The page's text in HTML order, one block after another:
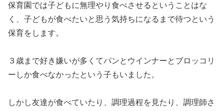
保育園では子どもに無理やり食べさせるということはな
く、子どもが食べたいと思う気持ちになるまで待つという
保育をします。
３歳まで好き嫌いが多くてパンとウインナーとブロッコリ
ーしか食べなかったという子もいました。
しかし友達が食べていたり、調理過程を見たり、調理師さ